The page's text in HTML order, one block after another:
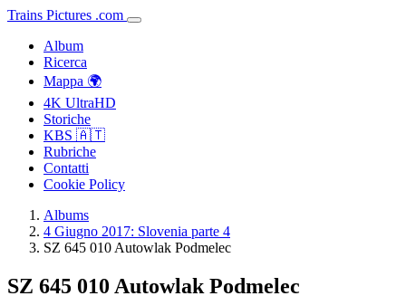
Trains Pictures .com
Album
Ricerca
Mappa 🌍
4K UltraHD
Storiche
KBS 🇦🇹
Rubriche
Contatti
Cookie Policy
Albums
4 Giugno 2017: Slovenia parte 4
SZ 645 010 Autowlak Podmelec
SZ 645 010 Autowlak Podmelec